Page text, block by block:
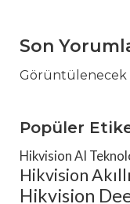
Son
Görüntülenecek
Popüler
Hikvision AI
Hikvision
Hikvision